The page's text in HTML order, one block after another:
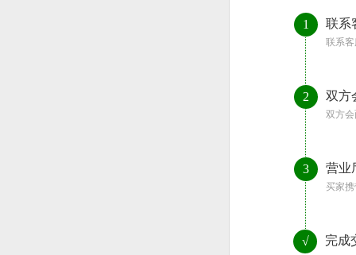
1 联系
联系
2 双方
双方
3 营业
买家
√ 完成